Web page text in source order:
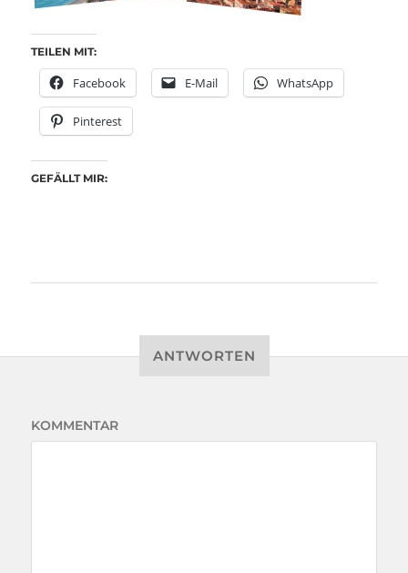
TEILEN MIT:
Facebook E-Mail WhatsApp
Pinterest
GEFÄLLT MIR:
ANTWORTEN
KOMMENTAR